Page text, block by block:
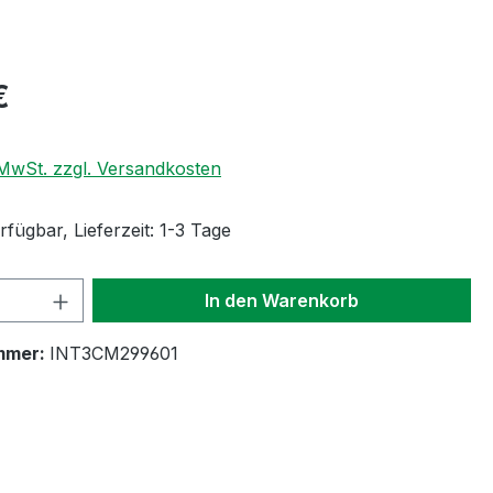
zzgl. Versandkosten
Lieferzeit: 1-3 Tage
Anzahl: Gib den gewünschten Wert
In den Warenkorb
INT3CM299601